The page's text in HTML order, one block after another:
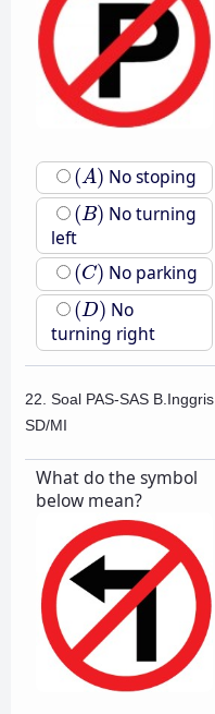
(A)
(A) No stoping
(B)
(B) No turning
left
(C)
(C) No parking
(D)
(D) No
turning right
22. Soal PAS-SAS B.Inggris
SD/MI
What do the symbol
below mean?